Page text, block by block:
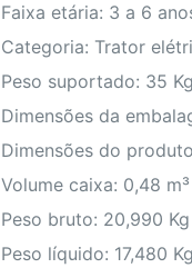
Faixa etária: 3 a 6
Categoria: Trator
Peso suportado: 35 Kg
Dimensões da
Dimensões do
Volume caixa: 0,48 m³
Peso bruto: 20,990 Kg
Peso líquido: 17,480 Kg